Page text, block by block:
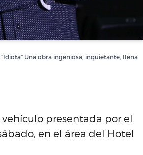
Una obra ingeniosa, inquietante, llena
presentada por el
en el área del Hotel